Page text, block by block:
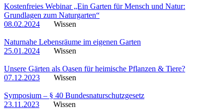
Kostenfreies Webinar „Ein Garten für Mensch und Natur:
Grundlagen zum Naturgarten“
08.02.2024
Wissen
Naturnahe Lebensräume im eigenen Garten
25.01.2024
Wissen
Unsere Gärten als Oasen für heimische Pflanzen & Tiere?
07.12.2023
Wissen
Symposium – § 40 Bundesnaturschutzgesetz
23.11.2023
Wissen